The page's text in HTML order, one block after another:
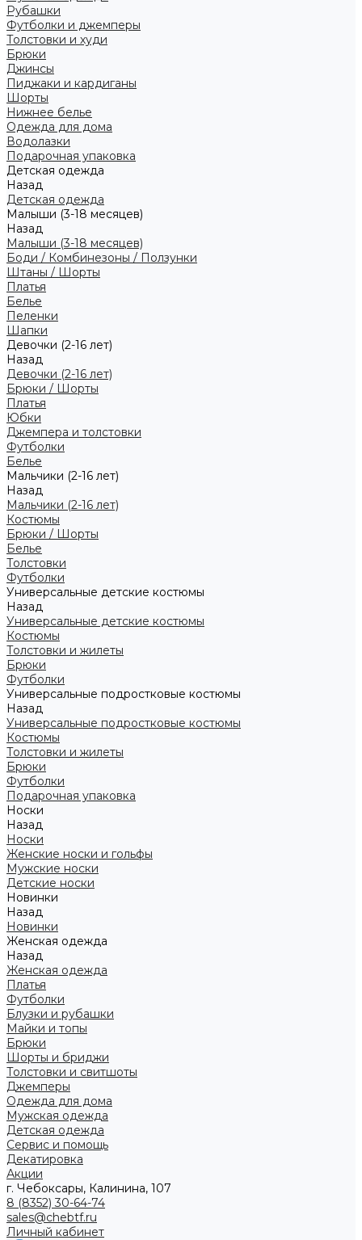
Рубашки
Футболки и джемперы
Толстовки и худи
Брюки
Джинсы
Пиджаки и кардиганы
Шорты
Нижнее белье
Одежда для дома
Водолазки
Подарочная упаковка
Детская одежда
Назад
Детская одежда
Малыши (3-18 месяцев)
Назад
Малыши (3-18 месяцев)
Боди / Комбинезоны / Ползунки
Штаны / Шорты
Платья
Белье
Пеленки
Шапки
Девочки (2-16 лет)
Назад
Девочки (2-16 лет)
Брюки / Шорты
Платья
Юбки
Джемпера и толстовки
Футболки
Белье
Мальчики (2-16 лет)
Назад
Мальчики (2-16 лет)
Костюмы
Брюки / Шорты
Белье
Толстовки
Футболки
Универсальные детские костюмы
Назад
Универсальные детские костюмы
Костюмы
Толстовки и жилеты
Брюки
Футболки
Универсальные подростковые костюмы
Назад
Универсальные подростковые костюмы
Костюмы
Толстовки и жилеты
Брюки
Футболки
Подарочная упаковка
Носки
Назад
Носки
Женские носки и гольфы
Мужские носки
Детские носки
Новинки
Назад
Новинки
Женская одежда
Назад
Женская одежда
Платья
Футболки
Блузки и рубашки
Майки и топы
Брюки
Шорты и бриджи
Толстовки и свитшоты
Джемперы
Одежда для дома
Мужская одежда
Детская одежда
Сервис и помощь
Декатировка
Акции
г. Чебоксары, Калинина, 107
8 (8352) 30-64-74
sales@chebtf.ru
Личный кабинет